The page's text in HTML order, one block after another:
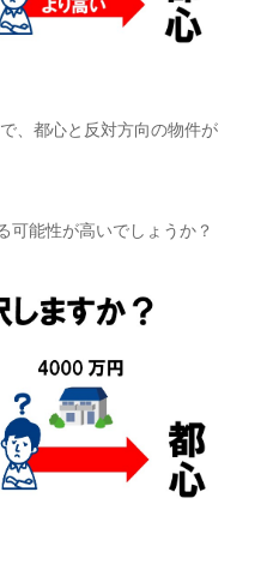
、都心と反対方向の物件が
可能性が高いでしょうか？